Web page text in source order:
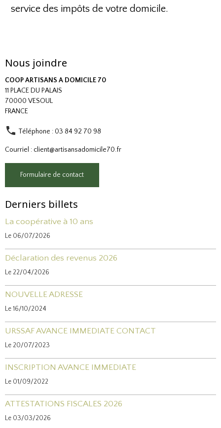
service des impôts de votre domicile.
Nous joindre
COOP ARTISANS A DOMICILE 70
11 PLACE DU PALAIS
70000 VESOUL
FRANCE
Téléphone : 03 84 92 70 98
Courriel : client@artisansadomicile70.fr
Formulaire de contact
Derniers billets
La coopérative à 10 ans
Le 06/07/2026
Déclaration des revenus 2026
Le 22/04/2026
NOUVELLE ADRESSE
Le 16/10/2024
URSSAF AVANCE IMMEDIATE CONTACT
Le 20/07/2023
INSCRIPTION AVANCE IMMEDIATE
Le 01/09/2022
ATTESTATIONS FISCALES 2026
Le 03/03/2026